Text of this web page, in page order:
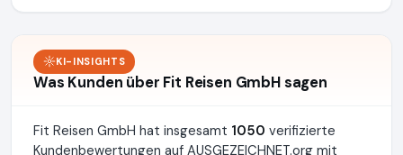
KI-INSIGHTS
Was Kunden über Fit Reisen GmbH sagen
Fit Reisen GmbH hat insgesamt 1050 verifizierte
Kundenbewertungen auf AUSGEZEICHNET.org mit